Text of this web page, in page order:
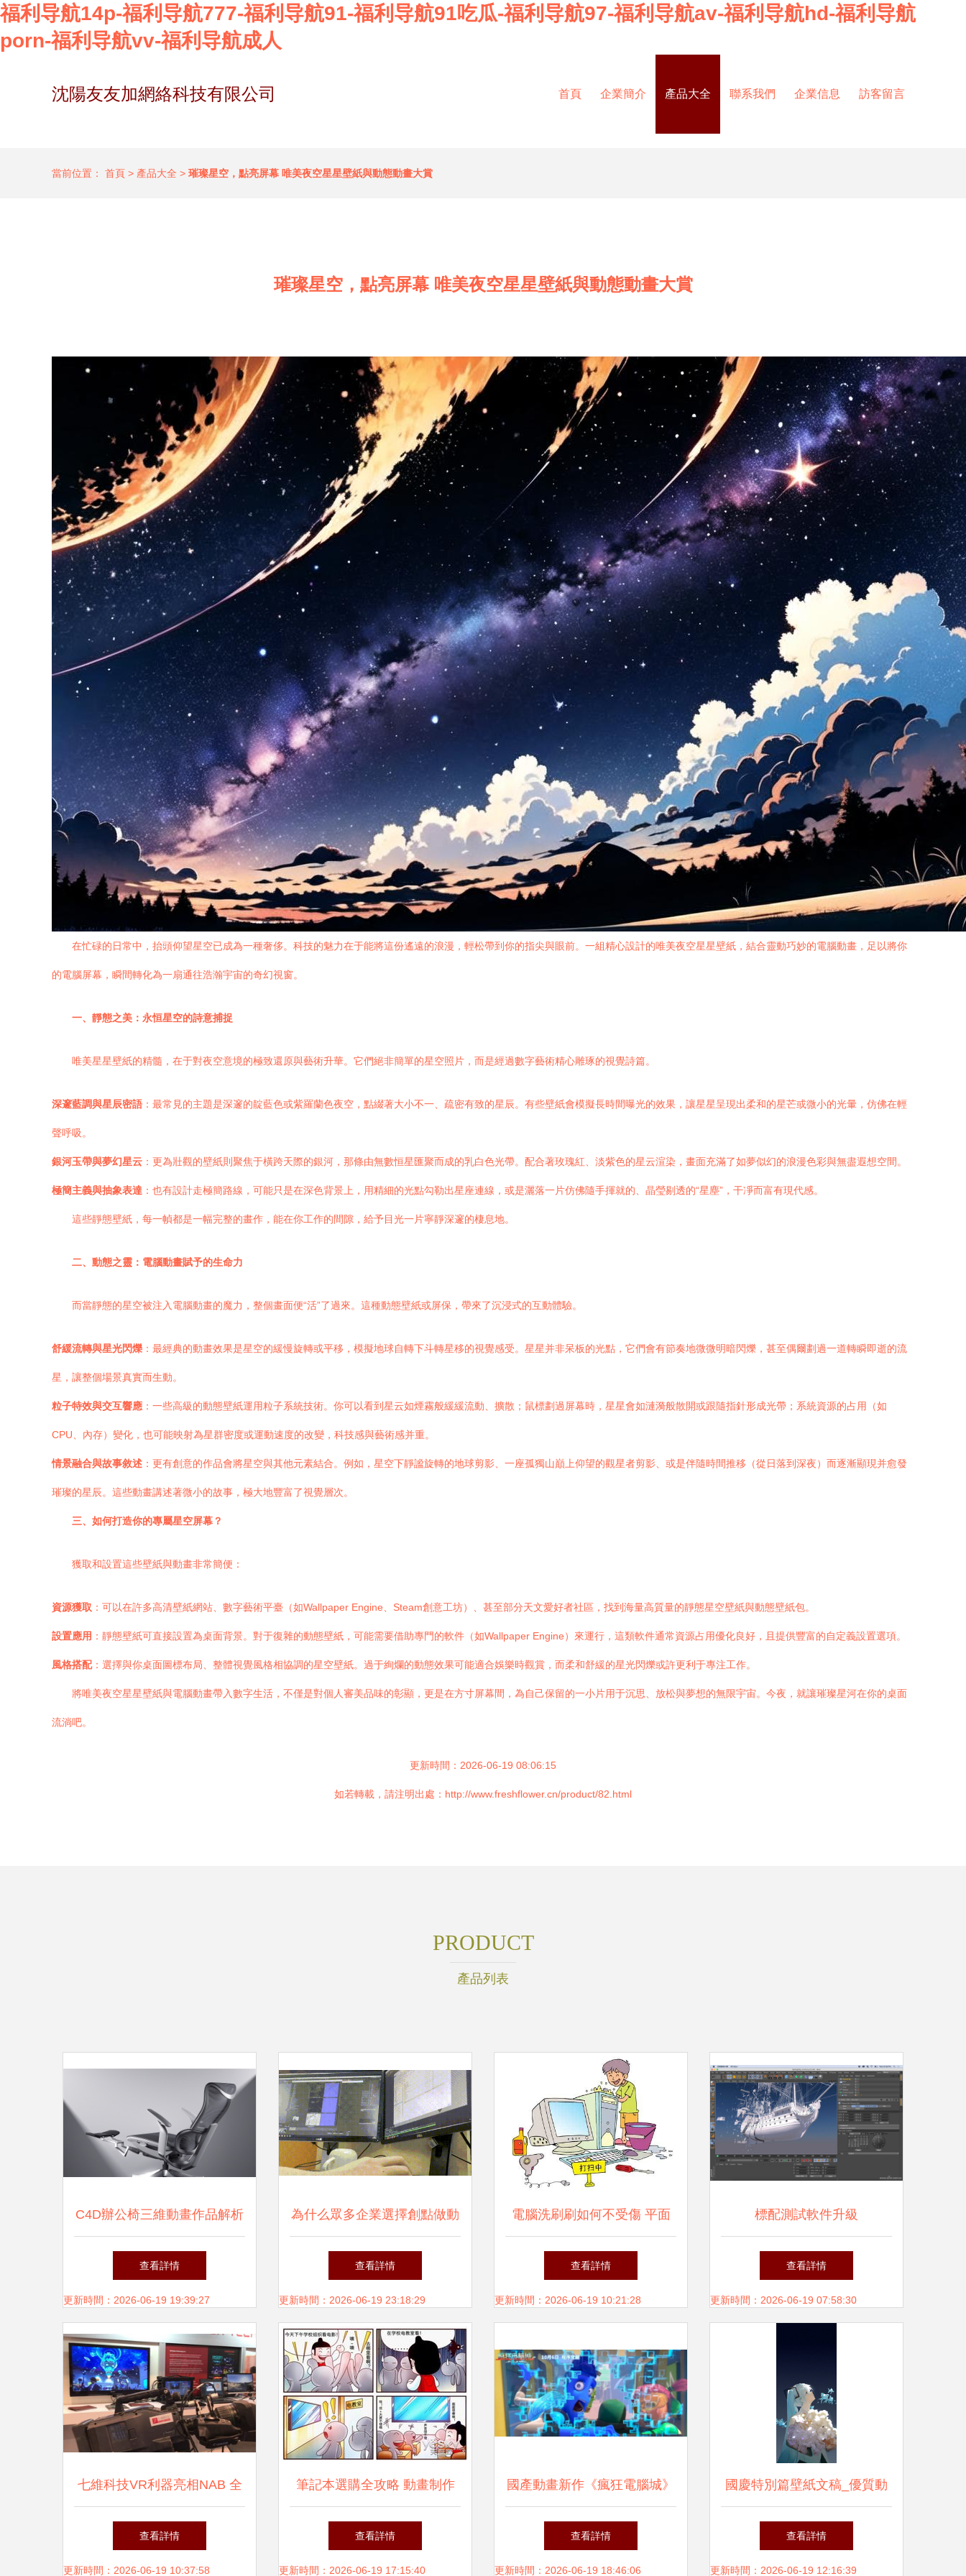
福利导航14p-福利导航777-福利导航91-福利导航91吃瓜-福利导航97-福利导航av-福利导航hd-福利导航
porn-福利导航vv-福利导航成人
沈陽友友加網絡科技有限公司 首頁 企業簡介 產品大全 聯系我們 企業信息 訪客留言
當前位置： 首頁 > 產品大全 > 璀璨星空，點亮屏幕 唯美夜空星星壁紙與動態動畫大賞
璀璨星空，點亮屏幕 唯美夜空星星壁紙與動態動畫大賞
在忙碌的日常中，抬頭仰望星空已成為一種奢侈。科技的魅力在于能將這份遙遠的浪漫，輕松帶到你的指尖與眼前。一組精心設計的唯美夜空星星壁紙，結合靈動巧妙的電腦動畫，足以將你
的電腦屏幕，瞬間轉化為一扇通往浩瀚宇宙的奇幻視窗。
一、靜態之美：永恒星空的詩意捕捉
唯美星星壁紙的精髓，在于對夜空意境的極致還原與藝術升華。它們絕非簡單的星空照片，而是經過數字藝術精心雕琢的視覺詩篇。
深邃藍調與星辰密語 ：最常見的主題是深邃的靛藍色或紫羅蘭色夜空，點綴著大小不一、疏密有致的星辰。有些壁紙會模擬長時間曝光的效果，讓星星呈現出柔和的星芒或微小的光暈，仿佛在輕
聲呼吸。
銀河玉帶與夢幻星云 ：更為壯觀的壁紙則聚焦于橫跨天際的銀河，那條由無數恒星匯聚而成的乳白色光帶。配合著玫瑰紅、淡紫色的星云渲染，畫面充滿了如夢似幻的浪漫色彩與無盡遐想空間。
極簡主義與抽象表達 ：也有設計走極簡路線，可能只是在深色背景上，用精細的光點勾勒出星座連線，或是灑落一片仿佛隨手揮就的、晶瑩剔透的“星塵”，干凈而富有現代感。
這些靜態壁紙，每一幀都是一幅完整的畫作，能在你工作的間隙，給予目光一片寧靜深邃的棲息地。
二、動態之靈：電腦動畫賦予的生命力
而當靜態的星空被注入電腦動畫的魔力，整個畫面便“活”了過來。這種動態壁紙或屏保，帶來了沉浸式的互動體驗。
舒緩流轉與星光閃爍 ：最經典的動畫效果是星空的緩慢旋轉或平移，模擬地球自轉下斗轉星移的視覺感受。星星并非呆板的光點，它們會有節奏地微微明暗閃爍，甚至偶爾劃過一道轉瞬即逝的流
星，讓整個場景真實而生動。
粒子特效與交互響應 ：一些高級的動態壁紙運用粒子系統技術。你可以看到星云如煙霧般緩緩流動、擴散；鼠標劃過屏幕時，星星會如漣漪般散開或跟隨指針形成光帶；系統資源的占用（如
CPU、內存）變化，也可能映射為星群密度或運動速度的改變，科技感與藝術感并重。
情景融合與故事敘述 ：更有創意的作品會將星空與其他元素結合。例如，星空下靜謐旋轉的地球剪影、一座孤獨山巔上仰望的觀星者剪影、或是伴隨時間推移（從日落到深夜）而逐漸顯現并愈發
璀璨的星辰。這些動畫講述著微小的故事，極大地豐富了視覺層次。
三、如何打造你的專屬星空屏幕？
獲取和設置這些壁紙與動畫非常簡便：
資源獲取 ：可以在許多高清壁紙網站、數字藝術平臺（如Wallpaper Engine、Steam創意工坊）、甚至部分天文愛好者社區，找到海量高質量的靜態星空壁紙與動態壁紙包。
設置應用 ：靜態壁紙可直接設置為桌面背景。對于復雜的動態壁紙，可能需要借助專門的軟件（如Wallpaper Engine）來運行，這類軟件通常資源占用優化良好，且提供豐富的自定義設置選項。
風格搭配：選擇與你桌面圖標布局、整體視覺風格相協調的星空壁紙。過于絢爛的動態效果可能適合娛樂時觀賞，而柔和舒緩的星光閃爍或許更利于專注工作。
將唯美夜空星星壁紙與電腦動畫帶入數字生活，不僅是對個人審美品味的彰顯，更是在方寸屏幕間，為自己保留的一小片用于沉思、放松與夢想的無限宇宙。今夜，就讓璀璨星河在你的桌面
流淌吧。
更新時間：2026-06-19 08:06:15
如若轉載，請注明出處：http://www.freshflower.cn/product/82.html
PRODUCT
產品列表
C4D辦公椅三維動畫作品解析
從建模到渲染的完整案列
查看詳情
更新時間：2026-06-19 19:39:27
為什么眾多企業選擇創點做動
畫制作？背后的秘密今天才懂
查看詳情
更新時間：2026-06-19 23:18:29
電腦洗刷刷如何不受傷 平面
設計工作者的防護指南
查看詳情
更新時間：2026-06-19 10:21:28
標配測試軟件升級
CINEBENCH R23到底是個啥
查看詳情
更新時間：2026-06-19 07:58:30
七維科技VR利器亮相NAB 全
媒體內容創作門檻再被降低
查看詳情
更新時間：2026-06-19 10:37:58
筆記本選購全攻略 動畫制作
高手必備的電腦配置指南
查看詳情
更新時間：2026-06-19 17:15:40
國產動畫新作《瘋狂電腦城》
當師生創作孵化未來工廠夢
查看詳情
更新時間：2026-06-19 18:46:06
國慶特別篇壁紙文稿_優質動
畫回憶錄01
查看詳情
更新時間：2026-06-19 12:16:39